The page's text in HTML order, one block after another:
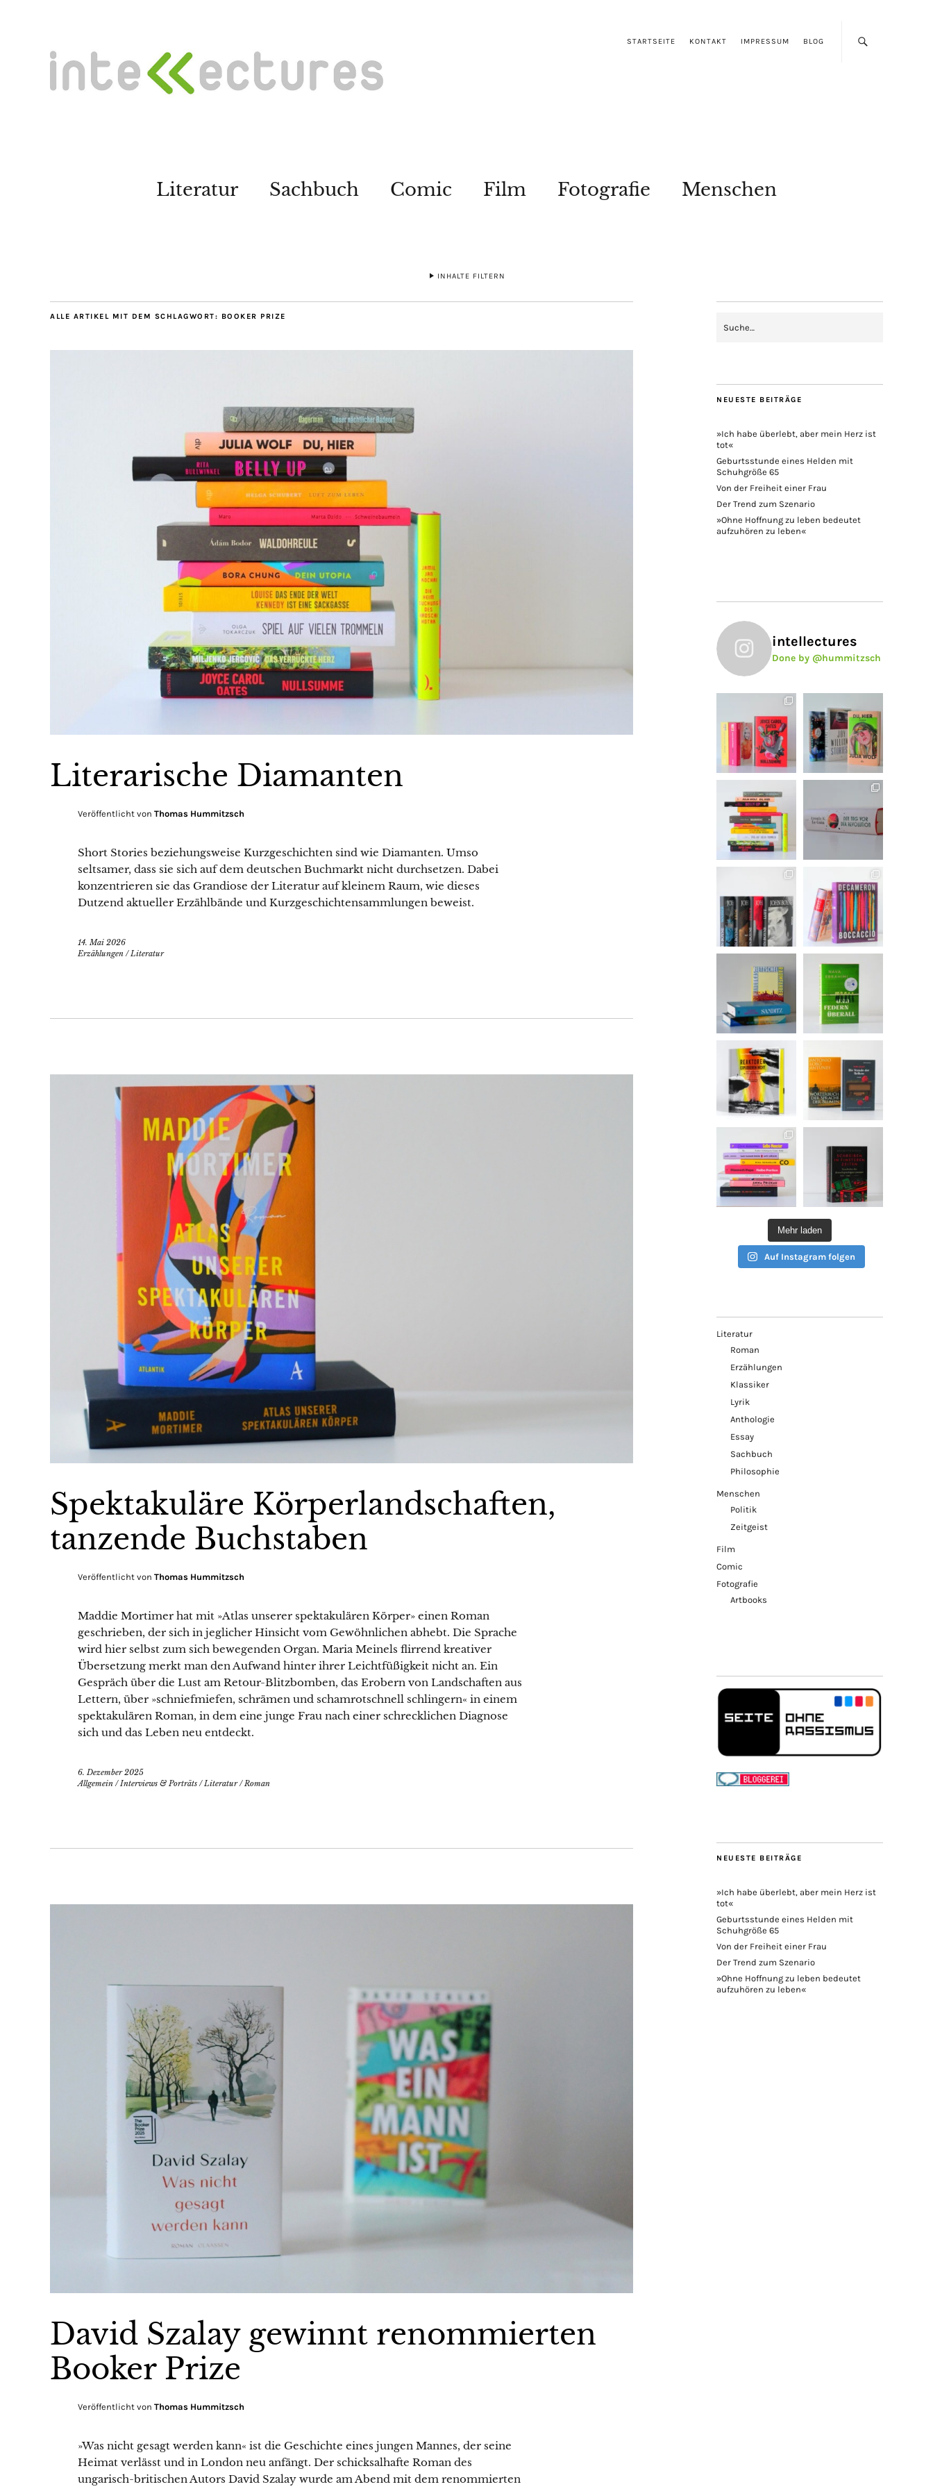
STARTSEITE KONTAKT IMPRESSUM BLOG
Literatur Sachbuch Comic Film Fotografie Menschen
INHALTE FILTERN
ALLE ARTIKEL MIT DEM SCHLAGWORT: BOOKER PRIZE
Literarische Diamanten
Veröffentlicht von Thomas Hummitzsch
Short Stories beziehungsweise Kurzgeschichten sind wie Diamanten. Umso
seltsamer, dass sie sich auf dem deutschen Buchmarkt nicht durchsetzen. Dabei
konzentrieren sie das Grandiose der Literatur auf kleinem Raum, wie dieses
Dutzend aktueller Erzählbände und Kurzgeschichtensammlungen beweist.
14. Mai 2026
Erzählungen /Literatur
Spektakuläre Körperlandschaften,
tanzende Buchstaben
Veröffentlicht von Thomas Hummitzsch
Maddie Mortimer hat mit »Atlas unserer spektakulären Körper» einen Roman
geschrieben, der sich in jeglicher Hinsicht vom Gewöhnlichen abhebt. Die Sprache
wird hier selbst zum sich bewegenden Organ. Maria Meinels flirrend kreativer
Übersetzung merkt man den Aufwand hinter ihrer Leichtfüßigkeit nicht an. Ein
Gespräch über die Lust am Retour-Blitzbomben, das Erobern von Landschaften aus
Lettern, über »schniefmiefen, schrämen und schamrotschnell schlingern« in einem
spektakulären Roman, in dem eine junge Frau nach einer schrecklichen Diagnose
sich und das Leben neu entdeckt.
6. Dezember 2025
Allgemein /Interviews & Porträts /Literatur/Roman
David Szalay gewinnt renommierten
Booker Prize
Veröffentlicht von Thomas Hummitzsch
»Was nicht gesagt werden kann« ist die Geschichte eines jungen Mannes, der seine
Heimat verlässt und in London neu anfängt. Der schicksalhafte Roman des
ungarisch-britischen Autors David Szalay wurde am Abend mit dem renommierten
NEUESTE BEITRÄGE
»Ich habe überlebt, aber mein Herz ist
tot«
Geburtsstunde eines Helden mit
Schuhgröße 65
Von der Freiheit einer Frau
Der Trend zum Szenario
»Ohne Hoffnung zu leben bedeutet
aufzuhören zu leben«
intellectures
Done by @hummitzsch
Mehr laden
Auf Instagram folgen
Literatur
Roman
Erzählungen
Klassiker
Lyrik
Anthologie
Essay
Sachbuch
Philosophie
Menschen
Politik
Zeitgeist
Film
Comic
Fotografie
Artbooks
NEUESTE BEITRÄGE
»Ich habe überlebt, aber mein Herz ist
tot«
Geburtsstunde eines Helden mit
Schuhgröße 65
Von der Freiheit einer Frau
Der Trend zum Szenario
»Ohne Hoffnung zu leben bedeutet
aufzuhören zu leben«